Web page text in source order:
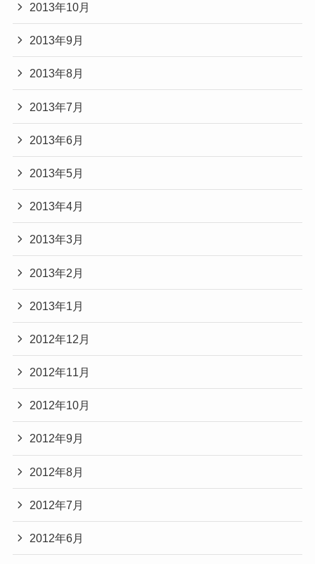
2013年10月
2013年9月
2013年8月
2013年7月
2013年6月
2013年5月
2013年4月
2013年3月
2013年2月
2013年1月
2012年12月
2012年11月
2012年10月
2012年9月
2012年8月
2012年7月
2012年6月